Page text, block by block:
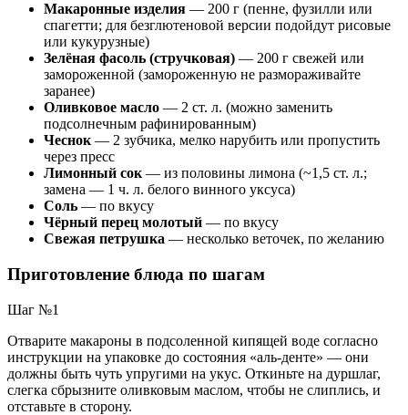
Макаронные изделия — 200 г (пенне, фузилли или
спагетти; для безглютеновой версии подойдут рисовые
или кукурузные)
Зелёная фасоль (стручковая) — 200 г свежей или
замороженной (замороженную не размораживайте
заранее)
Оливковое масло — 2 ст. л. (можно заменить
подсолнечным рафинированным)
Чеснок — 2 зубчика, мелко нарубить или пропустить
через пресс
Лимонный сок — из половины лимона (~1,5 ст. л.;
замена — 1 ч. л. белого винного уксуса)
Соль — по вкусу
Чёрный перец молотый — по вкусу
Свежая петрушка — несколько веточек, по желанию
Приготовление блюда по шагам
Шаг №1
Отварите макароны в подсоленной кипящей воде согласно
инструкции на упаковке до состояния «аль-денте» — они
должны быть чуть упругими на укус. Откиньте на дуршлаг,
слегка сбрызните оливковым маслом, чтобы не слиплись, и
отставьте в сторону.